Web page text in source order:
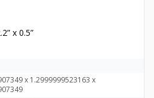
x 0.5”
x 1.2999999523163 x